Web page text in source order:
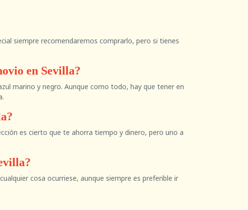
siempre recomendaremos comprarlo, pero si tienes
en Sevilla?
marino y negro. Aunque como todo, hay que tener en
es cierto que te ahorra tiempo y dinero, pero uno a
cosa ocurriese, aunque siempre es preferible ir